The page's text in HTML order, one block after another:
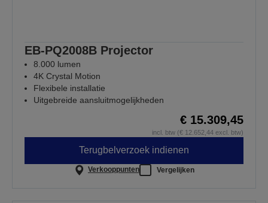
EB-PQ2008B Projector
8.000 lumen
4K Crystal Motion
Flexibele installatie
Uitgebreide aansluitmogelijkheden
€ 15.309,45
incl. btw (€ 12.652,44 excl. btw)
Terugbelverzoek indienen
Verkooppunten Vergelijken